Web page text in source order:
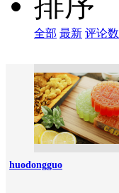
全部 最新 评论数
huodongguo